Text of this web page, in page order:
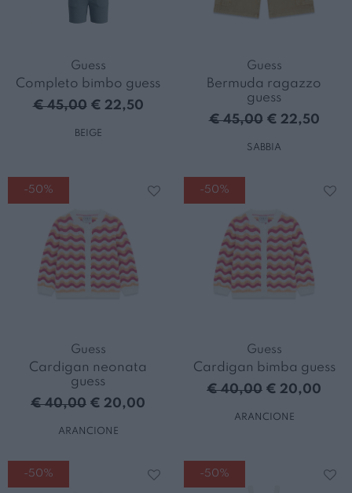
Guess
Completo bimbo guess
€ 45,00 € 22,50
BEIGE
Guess
Bermuda ragazzo
guess
€ 45,00 € 22,50
SABBIA
-50%
Guess
Cardigan neonata
guess
€ 40,00 € 20,00
ARANCIONE
-50%
Guess
Cardigan bimba guess
€ 40,00 € 20,00
ARANCIONE
-50% -50%